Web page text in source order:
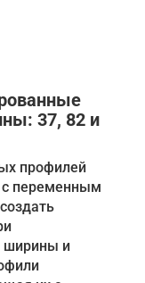
37, 82 и
профилей
переменным
ширины и